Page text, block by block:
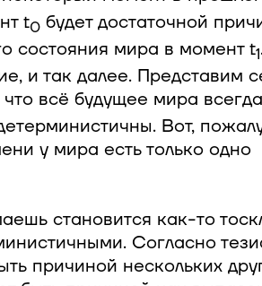
t0 будет достаточной
состояния мира в момент t1
и так далее. Представим
всё будущее мира всегда
Вот,
у мира есть только одно
становится как-то
Согласно
причиной нескольких